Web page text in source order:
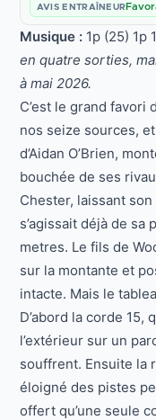
AVIS ENTRAÎNEUR
Musique :1p (25) 1p
en quatre sorties,
à mai 2026.
C’est le grand favori
nos seize sources,
d’Aidan O’Brien,
bouchée de ses
Chester, laissant
s’agissait déjà de
metres. Le fils de
sur la montante et
intacte. Mais le
D’abord la corde 15,
l’extérieur sur un
souffrent. Ensuite la
éloigné des pistes
offert qu’une seule